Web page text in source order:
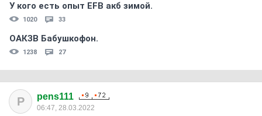
У кого есть опыт EFB акб зимой.
1020 33
ОАКЗВ Бабушкофон.
1238 27
P pens111
06:47, 28.03.2022